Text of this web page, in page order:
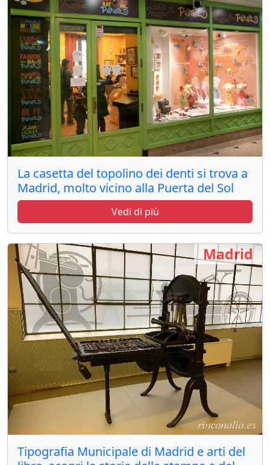
La casetta del topolino dei denti si trova a
Madrid, molto vicino alla Puerta del Sol
Vedi di più
Tipografia Municipale di Madrid e arti del
Madrid